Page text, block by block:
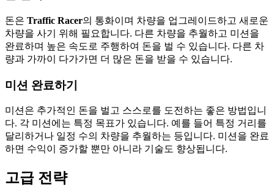
돈은 Traffic Racer의 통화이며 차량을 업그레이드하고 새로운
차량을 사기 위해 필요합니다. 다른 차량을 추월하고 미션을
완료하며 높은 속도로 주행하여 돈을 벌 수 있습니다. 다른 차
량과 가까이 다가가면 더 많은 돈을 받을 수 있습니다.
미션 완료하기
미션은 추가적인 돈을 벌고 스스로를 도전하는 좋은 방법입니
다. 각 미션에는 특정 목표가 있습니다. 예를 들어 특정 거리를
달리하거나 일정 수의 차량을 추월하는 등입니다. 미션을 완료
하면 수익이 증가할 뿐만 아니라 기술도 향상됩니다.
고급 전략